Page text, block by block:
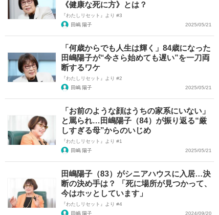
《健康な死に方》とは？
『わたしリセット』より #3
田嶋 陽子
2025/05/21
「何歳からでも人生は輝く」84歳になった
田嶋陽子が“今さら始めても遅い”を一刀両
断するワケ
『わたしリセット』より #2
田嶋 陽子
2025/05/21
「お前のような顔はうちの家系にいない」
と罵られ…田嶋陽子（84）が振り返る“厳
しすぎる母”からのいじめ
『わたしリセット』より #1
田嶋 陽子
2025/05/21
田嶋陽子（83）がシニアハウスに入居…決
断の決め手は？ 「死に場所が見つかって、
今はホッとしています」
『わたしリセット』より #4
田嶋 陽子
2024/09/20